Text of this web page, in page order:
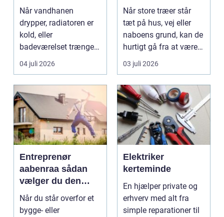
vand, varme og
energi
Når vandhanen
drypper, radiatoren er
kold, eller
badeværelset trænger
til en gennemgribende
renoveri...
04 juli 2026
store og
besværlige træer
Når store træer står
tæt på hus, vej eller
naboens grund, kan de
hurtigt gå fra at være
smukke til a...
03 juli 2026
Entreprenør
aabenraa sådan
vælger du den
rette til dit projekt
Når du står overfor et
bygge- eller
Elektriker
kerteminde
En hjælper private og
erhverv med alt fra
simple reparationer til